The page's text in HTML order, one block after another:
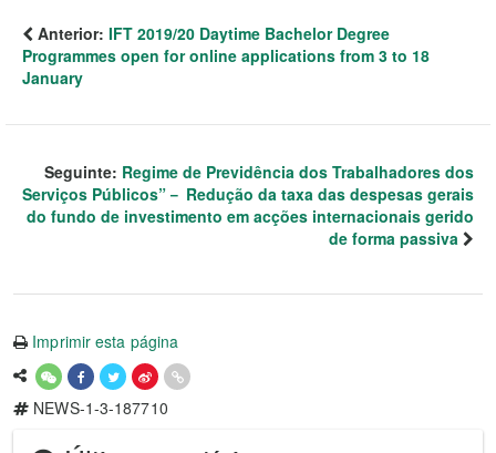
Anterior: IFT 2019/20 Daytime Bachelor Degree
Programmes open for online applications from 3 to 18
January
Seguinte: Regime de Previdência dos Trabalhadores dos
Serviços Públicos”－ Redução da taxa das despesas gerais
do fundo de investimento em acções internacionais gerido
de forma passiva
Imprimir esta página
NEWS-1-3-187710